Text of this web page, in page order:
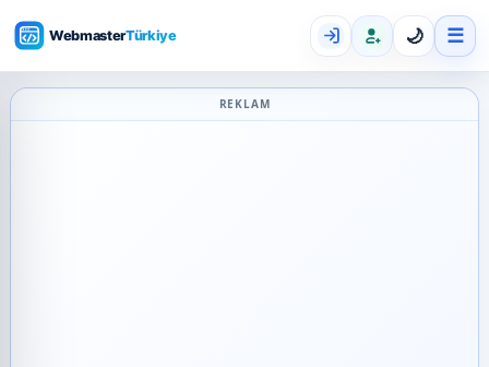
🌙 ☰
REKLAM